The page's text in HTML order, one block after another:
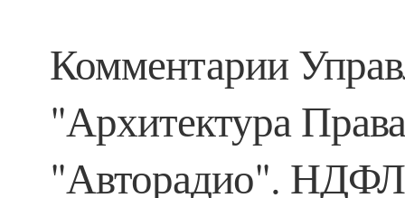
Комментарии
"Архитектура
"Авторадио". НДФЛ